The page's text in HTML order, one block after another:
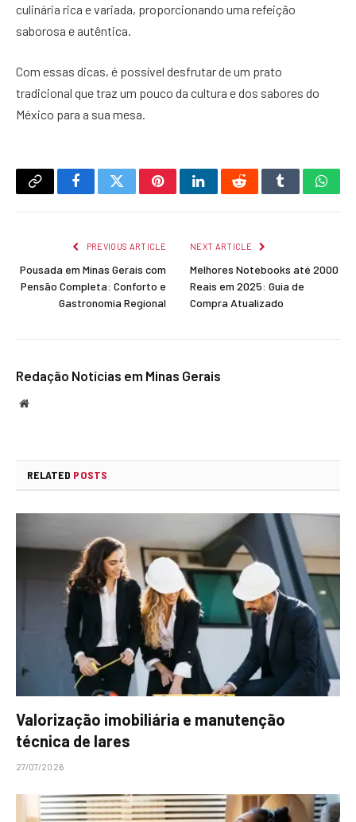
culinária rica e variada, proporcionando uma refeição
saborosa e autêntica.
Com essas dicas, é possível desfrutar de um prato
tradicional que traz um pouco da cultura e dos sabores do
México para a sua mesa.
Copy
FacebookTwitterPinterestLinkedInRedditTumblr
PREVIOUS ARTICLE
Pousada em Minas Gerais com
Pensão Completa: Conforto e
Gastronomia Regional
NEXT ARTICLE
Melhores Notebooks até 2000
Reais em 2025: Guia de
Compra Atualizado
Redação Notícias em Minas Gerais
Website
RELATED POSTS
Valorização imobiliária e manutenção
técnica de lares
27/07/2026